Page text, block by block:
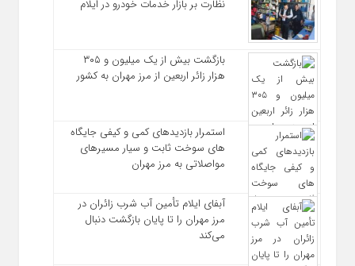
نظارت بر بازار خدمات خودرو در ایلام
بازگشت بیش از یک میلیون و ۳۰۵
هزار زائر اربعین از مرز مهران به کشور
استمرار بازدیدهای کمی و کیفی جایگاه‌
های سوخت ثابت و سیار مسیرهای
مواصلاتی به مرز مهران
آبفای ایلام تأمین آب شرب زائران در
مرز مهران را تا پایان بازگشت دنبال
می‌کند